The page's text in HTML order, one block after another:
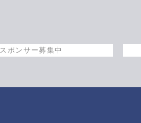
スポンサー募集中